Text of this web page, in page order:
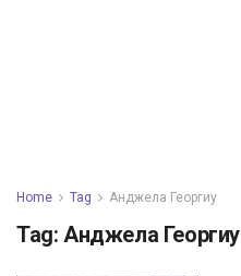
Home Tag Анджела Георгиу
Tag: Анджела Георгиу